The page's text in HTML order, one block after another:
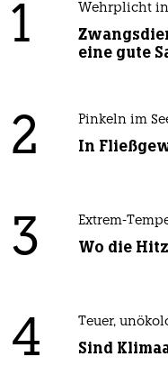
1 Wehrplicht
eine gute
2 Pinkeln im
In
3 Extrem-
Wo die
4 Teuer,
Sind